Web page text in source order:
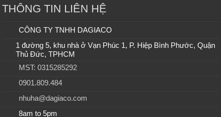
THÔNG TIN LIÊN HỆ
CÔNG TY TNHH DAGIACO
1 đường 5, khu nhà ở Vạn Phúc 1, P. Hiệp Bình Phước, Quận
Thủ Đức, TPHCM
MST: 0315285292
0901.809.484
nhuha@dagiaco.com
8am to 5pm